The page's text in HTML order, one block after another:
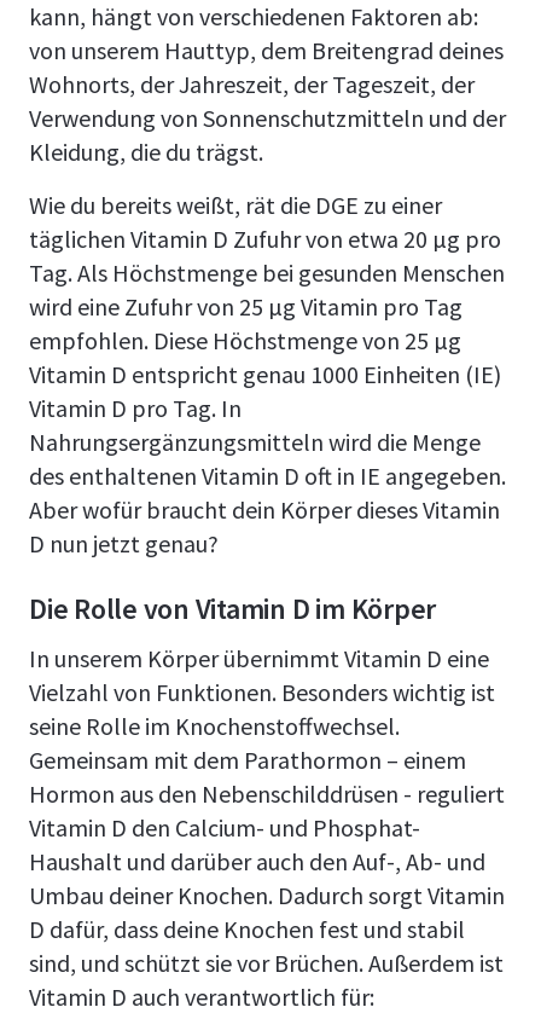
kann, hängt von verschiedenen Faktoren ab:
von unserem Hauttyp, dem Breitengrad deines
Wohnorts, der Jahreszeit, der Tageszeit, der
Verwendung von Sonnenschutzmitteln und der
Kleidung, die du trägst.
Wie du bereits weißt, rät die DGE zu einer
täglichen Vitamin D Zufuhr von etwa 20 µg pro
Tag. Als Höchstmenge bei gesunden Menschen
wird eine Zufuhr von 25 µg Vitamin pro Tag
empfohlen. Diese Höchstmenge von 25 µg
Vitamin D entspricht genau 1000 Einheiten (IE)
Vitamin D pro Tag. In
Nahrungsergänzungsmitteln wird die Menge
des enthaltenen Vitamin D oft in IE angegeben.
Aber wofür braucht dein Körper dieses Vitamin
D nun jetzt genau?
Die Rolle von Vitamin D im Körper
In unserem Körper übernimmt Vitamin D eine
Vielzahl von Funktionen. Besonders wichtig ist
seine Rolle im Knochenstoffwechsel.
Gemeinsam mit dem Parathormon – einem
Hormon aus den Nebenschilddrüsen - reguliert
Vitamin D den Calcium- und Phosphat-
Haushalt und darüber auch den Auf-, Ab- und
Umbau deiner Knochen. Dadurch sorgt Vitamin
D dafür, dass deine Knochen fest und stabil
sind, und schützt sie vor Brüchen. Außerdem ist
Vitamin D auch verantwortlich für: